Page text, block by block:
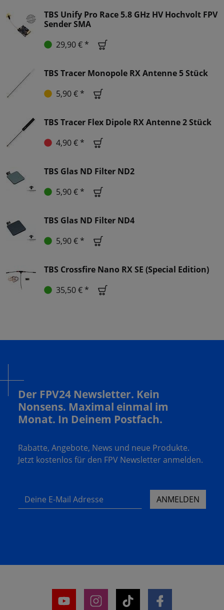
TBS Unify Pro Race 5.8 GHz HV Hochvolt FPV
Sender SMA
29,90 € *
TBS Tracer Monopole RX Antenne 5 Stück
5,90 € *
TBS Tracer Flex Dipole RX Antenne 2 Stück
4,90 € *
TBS Glas ND Filter ND2
5,90 € *
TBS Glas ND Filter ND4
5,90 € *
TBS Crossfire Nano RX SE (Special Edition)
35,50 € *
Der FPV24 Newsletter. Kein
Nonsens. Maximal einmal im
Monat. In Deinem Postfach.
Rabatte, Angebote, News und neue Produkte.
Jetzt kostenlos für den FPV Newsletter anmelden.
Deine E-Mail Adresse ANMELDEN